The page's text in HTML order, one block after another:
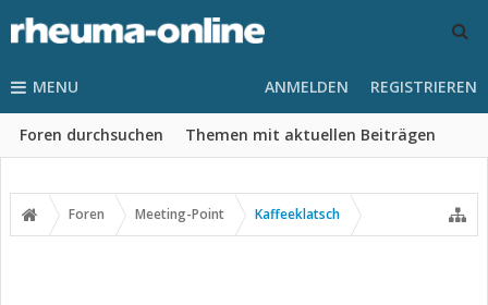
MENU
Foren durchsuchen Themen mit aktuellen Beiträgen
ANMELDEN REGISTRIEREN
Foren Meeting-Point Kaffeeklatsch